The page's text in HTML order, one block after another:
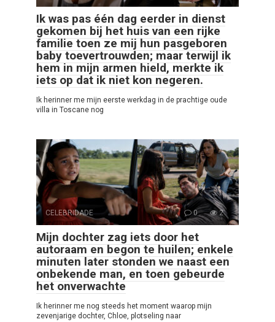
Ik was pas één dag eerder in dienst
gekomen bij het huis van een rijke
familie toen ze mij hun pasgeboren
baby toevertrouwden; maar terwijl ik
hem in mijn armen hield, merkte ik
iets op dat ik niet kon negeren.
Ik herinner me mijn eerste werkdag in de prachtige oude
villa in Toscane nog
CELEBRIDADE 0 2
Mijn dochter zag iets door het
autoraam en begon te huilen; enkele
minuten later stonden we naast een
onbekende man, en toen gebeurde
het onverwachte
Ik herinner me nog steeds het moment waarop mijn
zevenjarige dochter, Chloe, plotseling naar